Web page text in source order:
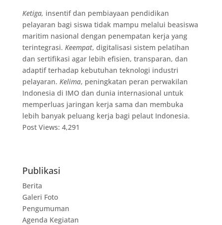
Ketiga, insentif dan pembiayaan pendidikan
pelayaran bagi siswa tidak mampu melalui beasiswa
maritim nasional dengan penempatan kerja yang
terintegrasi. Keempat, digitalisasi sistem pelatihan
dan sertifikasi agar lebih efisien, transparan, dan
adaptif terhadap kebutuhan teknologi industri
pelayaran. Kelima, peningkatan peran perwakilan
Indonesia di IMO dan dunia internasional untuk
memperluas jaringan kerja sama dan membuka
lebih banyak peluang kerja bagi pelaut Indonesia.
Post Views: 4,291
Publikasi
Berita
Galeri Foto
Pengumuman
Agenda Kegiatan